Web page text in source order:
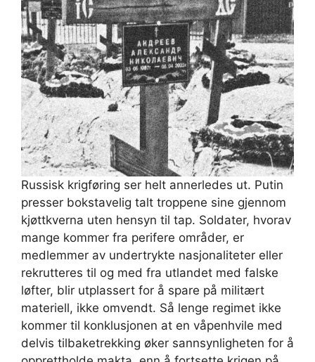
Russisk krigføring ser helt annerledes ut. Putin
presser bokstavelig talt troppene sine gjennom
kjøttkverna uten hensyn til tap. Soldater, hvorav
mange kommer fra perifere områder, er
medlemmer av undertrykte nasjonaliteter eller
rekrutteres til og med fra utlandet med falske
løfter, blir utplassert for å spare på militært
materiell, ikke omvendt. Så lenge regimet ikke
kommer til konklusjonen at en våpenhvile med
delvis tilbaketrekking øker sannsynligheten for å